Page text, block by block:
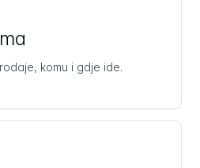
komu i gdje ide.